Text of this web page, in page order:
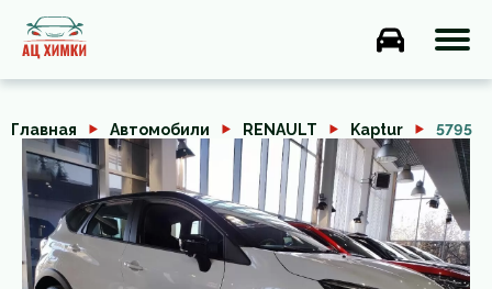
Главная Автомобили RENAULT Kaptur 5795